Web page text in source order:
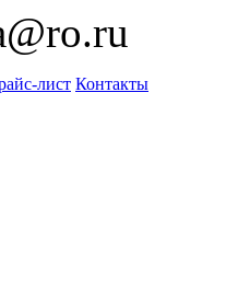
лист Контакты